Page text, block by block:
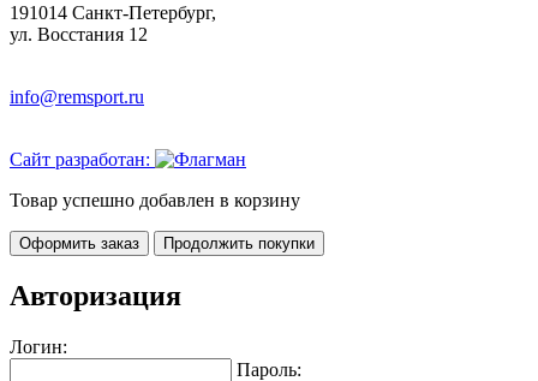
191014 Санкт-Петербург,
ул. Восстания 12
info@remsport.ru
Сайт разработан:
Товар успешно добавлен в корзину
Оформить заказ Продолжить покупки
Авторизация
Логин:
Пароль: